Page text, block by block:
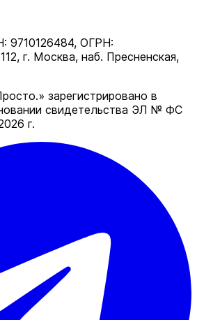
9710126484, ОГРН:
г. Москва, наб. Пресненская,
зарегистрировано в
свидетельства ЭЛ № ФС
г.